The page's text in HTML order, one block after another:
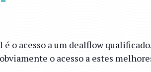
o acesso a um dealflow
o acesso a estes